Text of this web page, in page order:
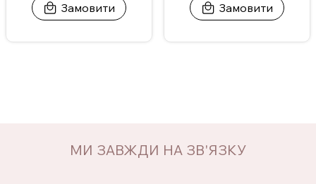
Замовити Замовити
МИ ЗАВЖДИ НА ЗВ'ЯЗКУ